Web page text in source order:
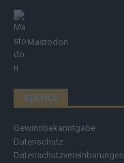
Mastodon
SERVICE
Gewinnbekanntgabe
Datenschutz
Datenschutzvereinbarungen